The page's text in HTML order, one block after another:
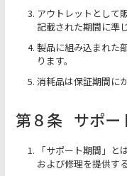
アウトレットとして
記載された期間に準じ
製品に組み込まれた
ります。
消耗品は保証期間に
第８条 サポー
「サポート期間」
および修理を提供す